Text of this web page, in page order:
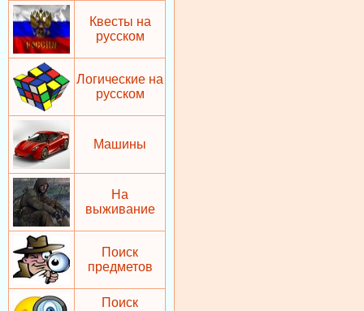
Квесты на
русском
Логические на
русском
Машины
На
выживание
Поиск
предметов
Поиск